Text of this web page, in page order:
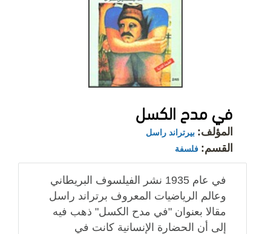
في مدح الكسل
المؤلف: بيرتراند راسل
القسم: فلسفة
في عام 1935 نشر الفيلسوف البريطاني
وعالم الرياضيات المعروف برتراند راسل
مقالا بعنوان "في مدح الكسل" ذهب فيه
إلى أن الحضارة الإنسانية كانت في